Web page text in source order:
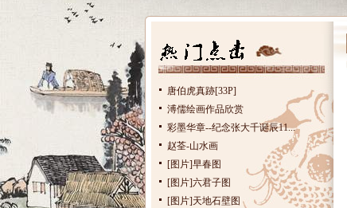
唐伯虎真跡[33P]
溥儒绘画作品欣赏
彩墨华章--纪念张大千诞辰11...
赵荃-山水画
[图片]早春图
[图片]六君子图
[图片]天地石壁图